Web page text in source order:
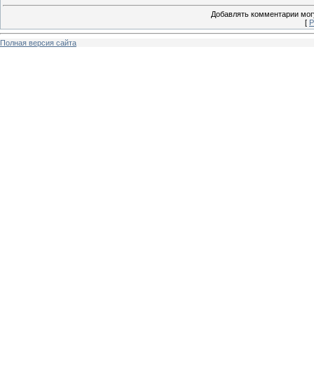
Добавлять комментарии
[
Полная версия сайта